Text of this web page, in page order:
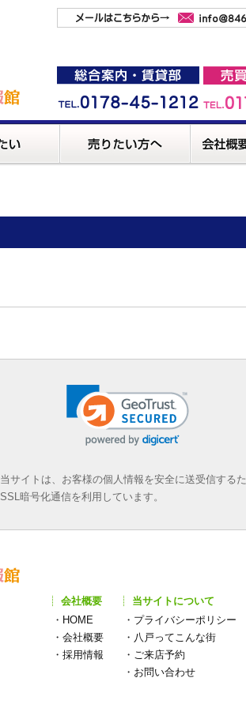
当サイトは、お客様の個人情報を安全に送受信する
SSL暗号化通信を利用しています。
会社概要
・ HOME
・ 会社概要
・ 採用情報
当サイトについて
・ プライバシーポリシー
・ 八戸ってこんな街
・ ご来店予約
・ お問い合わせ